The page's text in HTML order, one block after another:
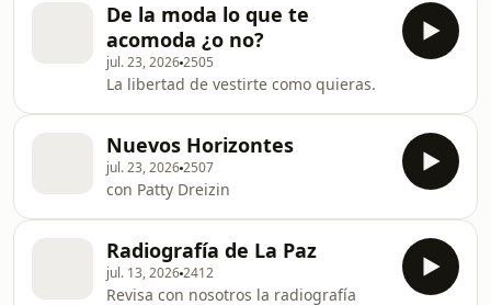
De la moda lo que te
acomoda ¿o no?
jul. 23, 20262505
La libertad de vestirte como quieras.
Nuevos Horizontes
jul. 23, 20262507
con Patty Dreizin
Radiografía de La Paz
jul. 13, 20262412
Revisa con nosotros la radiografía